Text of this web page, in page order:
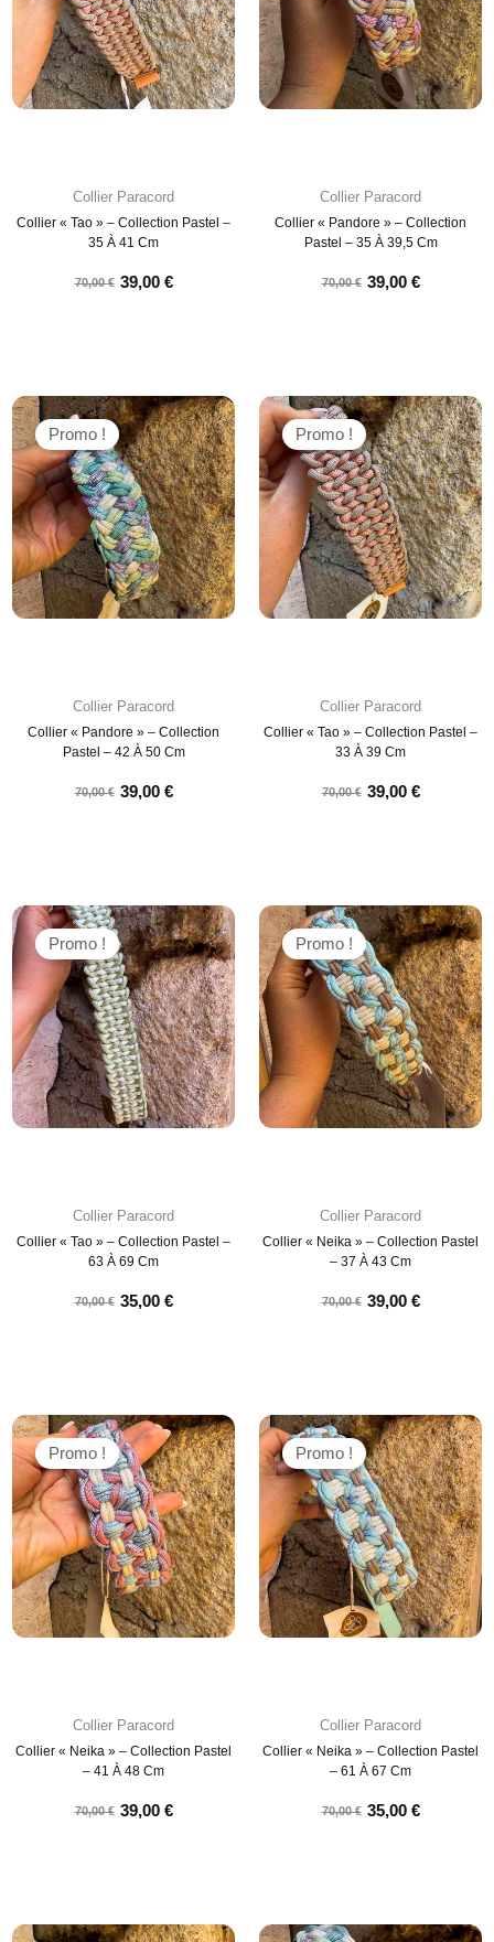
Collier Paracord
Collier « Tao » – Collection Pastel –
35 À 41 Cm
70,00€ 39,00 €
Collier Paracord
Collier « Pandore » – Collection
Pastel – 35 À 39,5 Cm
70,00€ 39,00 €
Collier Paracord
Collier « Pandore » – Collection
Pastel – 42 À 50 Cm
70,00€ 39,00 €
Promo !
Collier Paracord
Collier « Tao » – Collection Pastel –
33 À 39 Cm
70,00€ 39,00 €
Promo !
Collier Paracord
Collier « Tao » – Collection Pastel –
63 À 69 Cm
70,00€ 35,00 €
Promo !
Collier Paracord
Collier « Neika » – Collection Pastel
– 37 À 43 Cm
70,00€ 39,00 €
Promo !
Collier Paracord
Collier « Neika » – Collection Pastel
– 41 À 48 Cm
70,00€ 39,00 €
Promo !
Collier Paracord
Collier « Neika » – Collection Pastel
– 61 À 67 Cm
70,00€ 35,00 €
Promo !